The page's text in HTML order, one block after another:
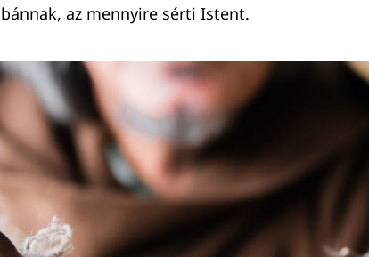
bánnak, az mennyire sérti Istent.